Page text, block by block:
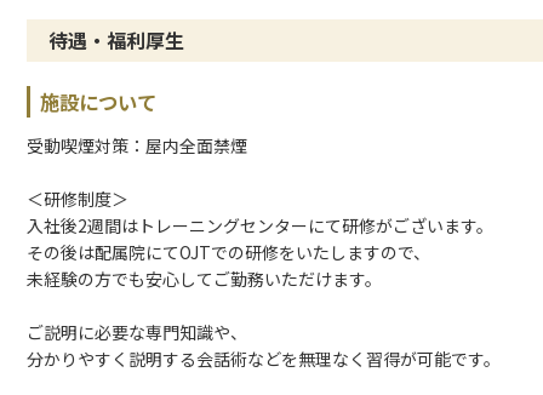
待遇・福利厚生
施設について
受動喫煙対策：屋内全面禁煙
＜研修制度＞
入社後2週間はトレーニングセンターにて研修がございます。
その後は配属院にてOJTでの研修をいたしますので、
未経験の方でも安心してご勤務いただけます。
ご説明に必要な専門知識や、
分かりやすく説明する会話術などを無理なく習得が可能です。